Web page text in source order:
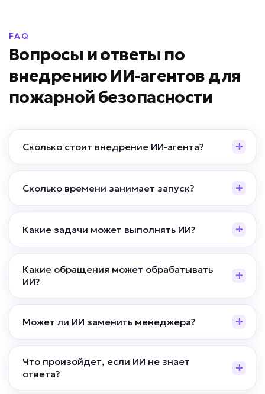
FAQ
Вопросы и ответы по
внедрению ИИ-агентов для
пожарной безопасности
Сколько стоит внедрение ИИ-агента?
Сколько времени занимает запуск?
Какие задачи может выполнять ИИ?
Какие обращения может обрабатывать
ИИ?
Может ли ИИ заменить менеджера?
Что произойдет, если ИИ не знает
ответа?